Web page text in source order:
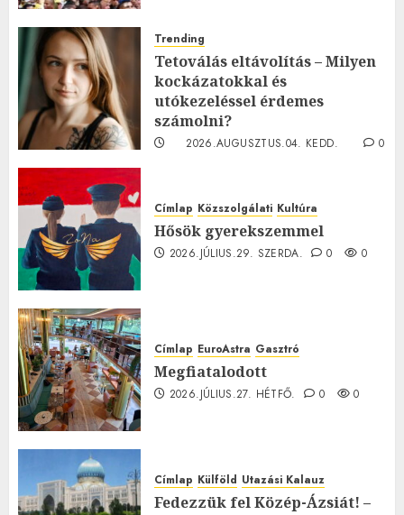
Trending
Tetoválás eltávolítás – Milyen
kockázatokkal és
utókezeléssel érdemes
számolni?
2026.AUGUSZTUS.04. KEDD.
0
Címlap Közszolgálati Kultúra
Hősök gyerekszemmel
2026.JÚLIUS.29. SZERDA. 0 0
Címlap EuroAstra Gasztró
Megfiatalodott
2026.JÚLIUS.27. HÉTFŐ. 0 0
Címlap Külföld Utazási Kalauz
Fedezzük fel Közép-Ázsiát! –